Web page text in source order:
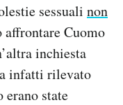
sessuali non
affrontare Cuomo
inchiesta
infatti rilevato
state